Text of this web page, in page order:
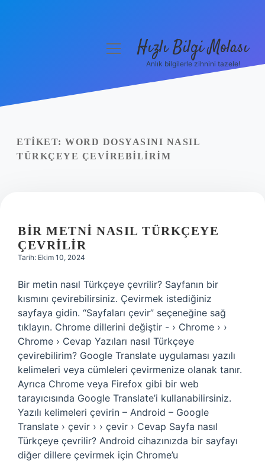
Yasal Uyarı
menüyüHızlı Bilgi Molası
Anlık bilgilerle zihnini tazele!
ETIKET: WORD DOSYASINI NASIL
TÜRKÇEYE ÇEVIREBILIRIM
BIR METNI NASIL TÜRKÇEYE
ÇEVRILIR
Tarih: Ekim 10, 2024
Bir metin nasıl Türkçeye çevrilir? Sayfanın bir
kısmını çevirebilirsiniz. Çevirmek istediğiniz
sayfaya gidin. “Sayfaları çevir” seçeneğine sağ
tıklayın. Chrome dillerini değiştir ​​- › Chrome › ›
Chrome › Cevap Yazıları nasıl Türkçeye
çevirebilirim? Google Translate uygulaması yazılı
kelimeleri veya cümleleri çevirmenize olanak tanır.
Ayrıca Chrome veya Firefox gibi bir web
tarayıcısında Google Translate’i kullanabilirsiniz.
Yazılı kelimeleri çevirin – Android – Google
Translate › çevir › › çevir › Cevap Sayfa nasıl
Türkçeye çevrilir? Android cihazınızda bir sayfayı
diğer dillere çevirmek için Chrome’u